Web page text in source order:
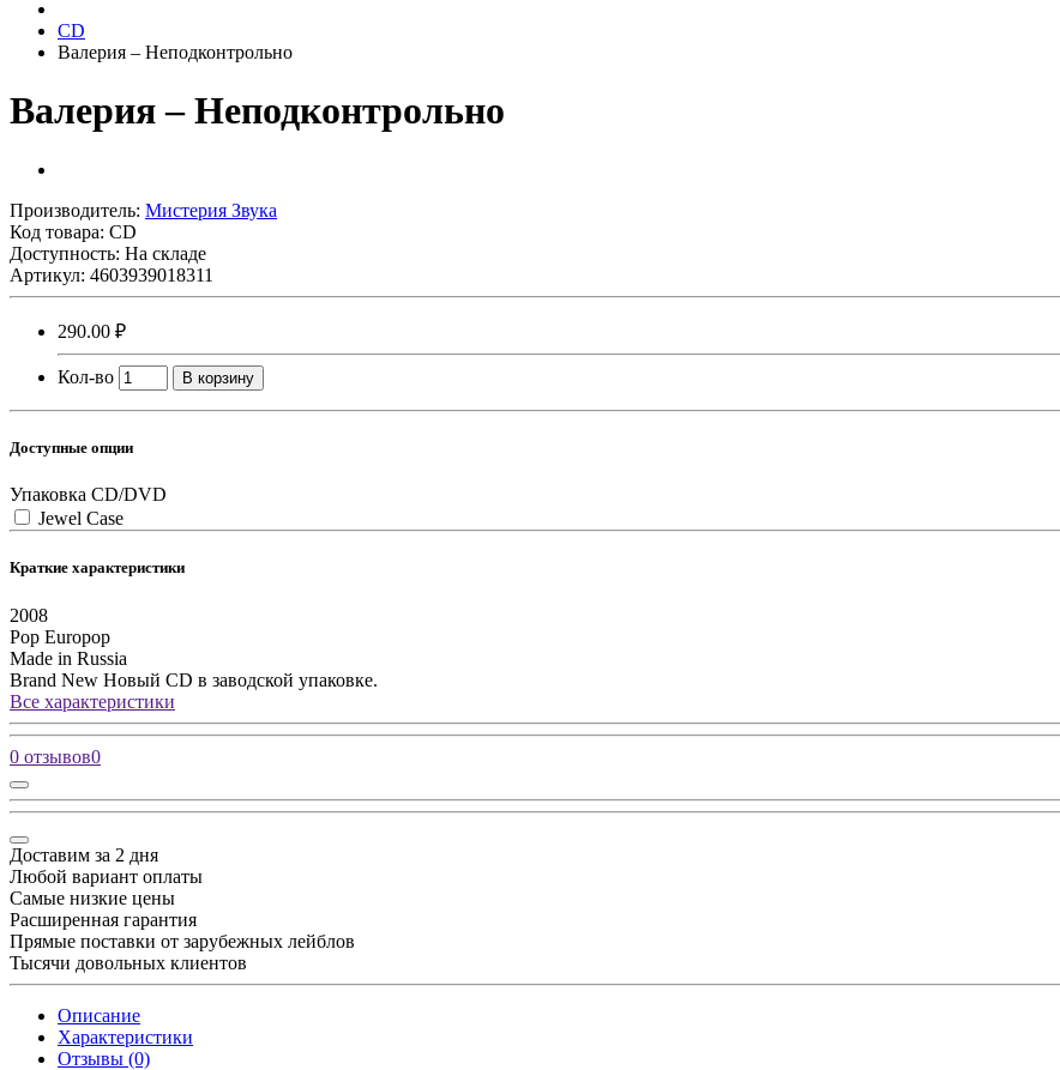
CD
Валерия ‎– Неподконтрольно
Валерия ‎– Неподконтрольно
Производитель: Мистерия Звука
Код товара: CD
Доступность: На складе
Артикул: 4603939018311
290.00 ₽
Кол-во В корзину
Доступные опции
Упаковка CD/DVD
Jewel Case
Краткие характеристики
2008
Pop Europop
Made in Russia
Brand New Новый CD в заводской упаковке.
Все характеристики
0 отзывов0
Доставим за 2 дня
Любой вариант оплаты
Самые низкие цены
Расширенная гарантия
Прямые поставки от зарубежных лейблов
Тысячи довольных клиентов
Описание
Характеристики
Отзывы (0)